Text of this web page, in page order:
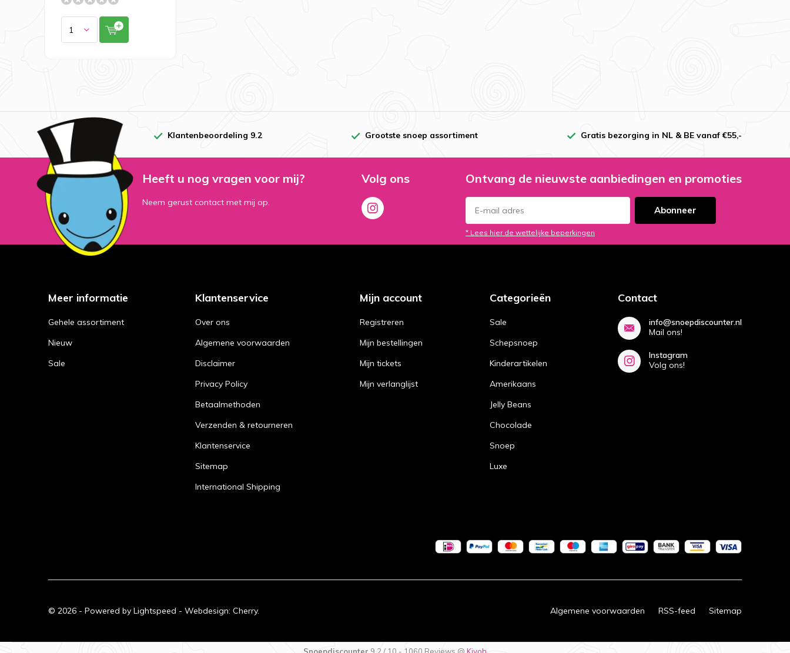
Klantenbeoordeling 9.2 Grootste snoep assortiment Gratis bezorging in NL & BE vanaf €55,-
Heeft u nog vragen voor mij?
Neem gerust contact met mij op.
Volg ons Ontvang de nieuwste aanbiedingen en promoties
Abonneer
* Lees hier de wettelijke beperkingen
Meer informatie
Gehele assortiment
Nieuw
Sale
Klantenservice
Over ons
Algemene voorwaarden
Disclaimer
Privacy Policy
Betaalmethoden
Verzenden & retourneren
Klantenservice
Sitemap
International Shipping
Mijn account
Registreren
Mijn bestellingen
Mijn tickets
Mijn verlanglijst
Categorieën
Sale
Schepsnoep
Kinderartikelen
Amerikaans
Jelly Beans
Chocolade
Snoep
Luxe
Contact
info@snoepdiscounter.nl
Mail ons!
Instagram
Volg ons!
© 2026 - Powered by Lightspeed - Webdesign: Cherry. Algemene voorwaarden RSS-feed Sitemap